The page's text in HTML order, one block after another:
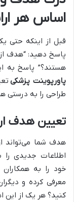
اساس هر
قبل از اینکه حتی
پاسخ دهید: “هدف
هستند؟” پاسخ به
پاورپوینت پزشکی
طراحی را به درستی
تعیین هدف
هدف شما می‌تواند
اطلاعات جدیدی را
خود را به
معرفی کرده و
کنید؟ هر یک از این